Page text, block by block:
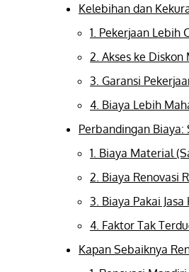
Kelebihan dan
1. Pekerjaan Lebih
2. Akses ke
3. Garansi
4. Biaya Lebih
Perbandingan Biaya:
1. Biaya Material
2. Biaya Renovasi
3. Biaya Pakai
4. Faktor Tak
Kapan Sebaiknya